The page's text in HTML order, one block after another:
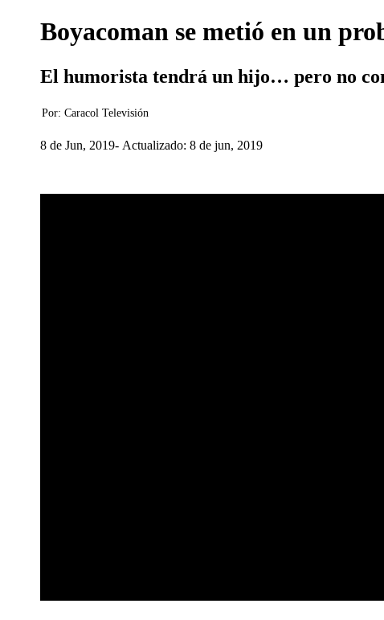
Boyacoman se metió en un
El humorista tendrá un hijo… pero no
Por: Caracol Televisión
8 de Jun, 2019 Actualizado: 8 de jun, 2019